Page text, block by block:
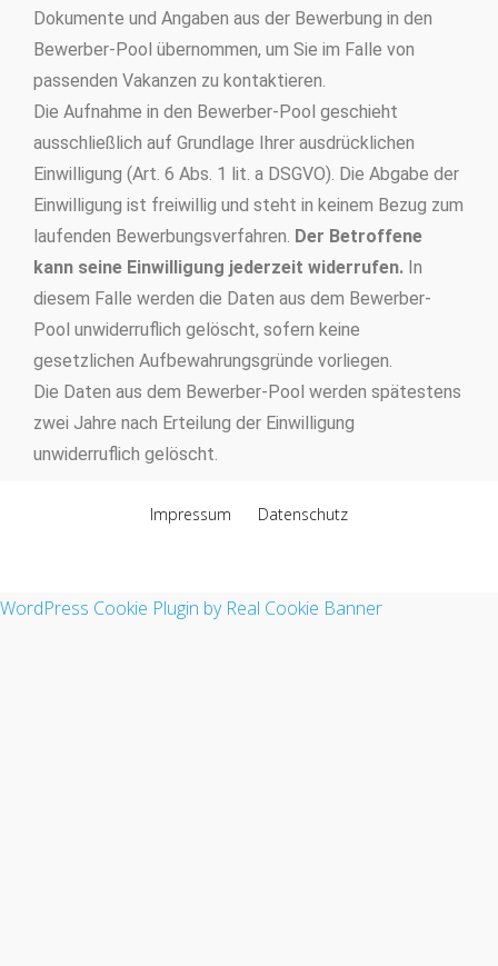
Dokumente und Angaben aus der Bewerbung in den
Bewerber-Pool übernommen, um Sie im Falle von
passenden Vakanzen zu kontaktieren.
Die Aufnahme in den Bewerber-Pool geschieht
ausschließlich auf Grundlage Ihrer ausdrücklichen
Einwilligung (Art. 6 Abs. 1 lit. a DSGVO). Die Abgabe der
Einwilligung ist freiwillig und steht in keinem Bezug zum
laufenden Bewerbungsverfahren. Der Betroffene
kann seine Einwilligung jederzeit widerrufen. In
diesem Falle werden die Daten aus dem Bewerber-
Pool unwiderruflich gelöscht, sofern keine
gesetzlichen Aufbewahrungsgründe vorliegen.
Die Daten aus dem Bewerber-Pool werden spätestens
zwei Jahre nach Erteilung der Einwilligung
unwiderruflich gelöscht.
Impressum Datenschutz
WordPress Cookie Plugin by Real Cookie Banner